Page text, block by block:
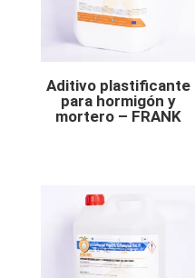
Aditivo plastificante
para hormigón y
mortero – FRANK